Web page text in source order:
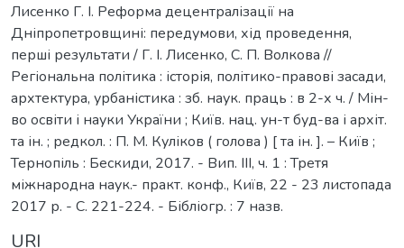
Лисенко Г. І. Реформа децентралізації на
Дніпропетровщині: передумови, хід проведення,
перші результати / Г. І. Лисенко, С. П. Волкова //
Регіональна політика : історія, політико-правові засади,
архтектура, урбаністика : зб. наук. праць : в 2-х ч. / Мін-
во освіти і науки України ; Київ. нац. ун-т буд-ва і архіт.
та ін. ; редкол. : П. М. Куліков ( голова ) [ та ін. ]. – Київ ;
Тернопіль : Бескиди, 2017. - Вип. ІІI, ч. 1 : Третя
міжнародна наук.- практ. конф., Київ, 22 - 23 листопада
2017 р. - С. 221-224. - Бібліогр. : 7 назв.
URI